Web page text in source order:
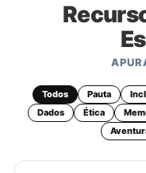
Todos Pauta
Dados
Ética